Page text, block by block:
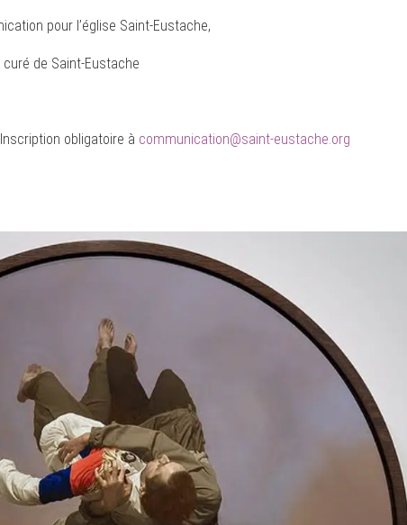
pour l’église Saint-Eustache,
de Saint-Eustache
obligatoire à communication@saint-eustache.org